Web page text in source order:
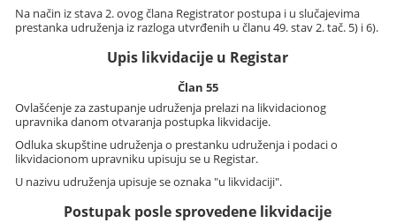
Na način iz stava 2. ovog člana Registrator postupa i u slučajevima
prestanka udruženja iz razloga utvrđenih u članu 49. stav 2. tač. 5) i 6).
Upis likvidacije u Registar
Član 55
Ovlašćenje za zastupanje udruženja prelazi na likvidacionog
upravnika danom otvaranja postupka likvidacije.
Odluka skupštine udruženja o prestanku udruženja i podaci o
likvidacionom upravniku upisuju se u Registar.
U nazivu udruženja upisuje se oznaka "u likvidaciji".
Postupak posle sprovedene likvidacije